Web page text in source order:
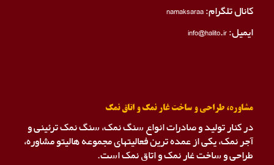
کانال تلگرام:namaksaraa
ایمیل: info@halito.ir
مشاوره، طراحی و ساخت غار نمک و اتاق نمک
در کنار تولید و صادرات انواع سنگ نمک، سنگ نمک ترئینی و
آجر نمک، یکی از عمده ترین فعالیتهای مجموعه هالیتو مشاوره،
طراحی و ساخت غار نمک و اتاق نمک است.